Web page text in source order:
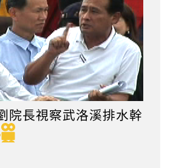
院長視察武洛溪排水幹